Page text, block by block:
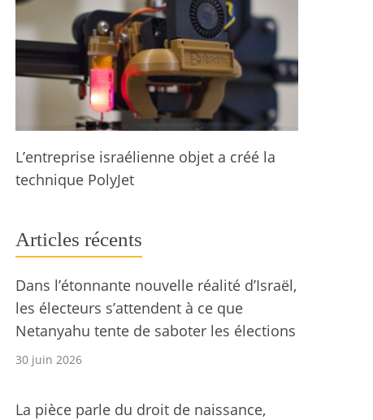
L’entreprise israélienne objet a créé la
technique PolyJet
Articles récents
Dans l’étonnante nouvelle réalité d’Israël,
les électeurs s’attendent à ce que
Netanyahu tente de saboter les élections
30 juin 2026
La pièce parle du droit de naissance,